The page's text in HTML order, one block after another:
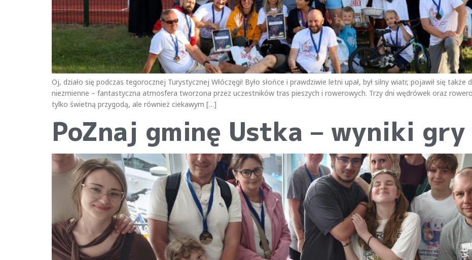
Oj, działo się podczas tegorocznej Turystycznej Włóczęgi! Było słońce i prawdziwie letni upał, był silny wiatr, pojawił się także
niezmienne – fantastyczna atmosfera tworzona przez uczestników tras pieszych i rowerowych. Trzy dni wędrówek oraz
tylko świetną przygodą, ale również ciekawym […]
PoZnaj gminę Ustka – wyniki